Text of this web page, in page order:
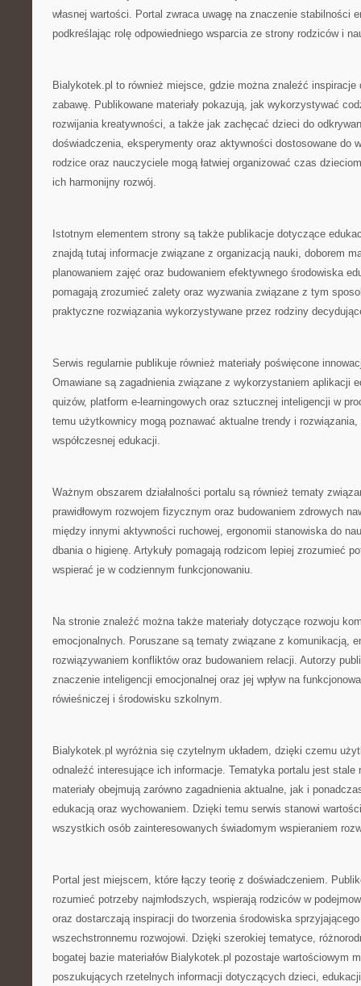
własnej wartości. Portal zwraca uwagę na znaczenie stabilności
podkreślając rolę odpowiedniego wsparcia ze strony rodziców i
Bialykotek.pl to również miejsce, gdzie można znaleźć
zabawę. Publikowane materiały pokazują, jak wykorzystywać
rozwijania kreatywności, a także jak zachęcać dzieci do
doświadczenia, eksperymenty oraz aktywności dostosowane do
rodzice oraz nauczyciele mogą łatwiej organizować czas
ich harmonijny rozwój.
Istotnym elementem strony są także publikacje dotyczące
znajdą tutaj informacje związane z organizacją nauki, doborem
planowaniem zajęć oraz budowaniem efektywnego środowiska
pomagają zrozumieć zalety oraz wyzwania związane z tym
praktyczne rozwiązania wykorzystywane przez rodziny
Serwis regularnie publikuje również materiały poświęcone
Omawiane są zagadnienia związane z wykorzystaniem aplikacji
quizów, platform e-learningowych oraz sztucznej inteligencji w
temu użytkownicy mogą poznawać aktualne trendy i rozwiązania,
współczesnej edukacji.
Ważnym obszarem działalności portalu są również tematy
prawidłowym rozwojem fizycznym oraz budowaniem zdrowych
między innymi aktywności ruchowej, ergonomii stanowiska do
dbania o higienę. Artykuły pomagają rodzicom lepiej zrozumieć
wspierać je w codziennym funkcjonowaniu.
Na stronie znaleźć można także materiały dotyczące rozwoju
emocjonalnych. Poruszane są tematy związane z komunikacją,
rozwiązywaniem konfliktów oraz budowaniem relacji. Autorzy
znaczenie inteligencji emocjonalnej oraz jej wpływ na
rówieśniczej i środowisku szkolnym.
Bialykotek.pl wyróżnia się czytelnym układem, dzięki czemu
odnaleźć interesujące ich informacje. Tematyka portalu jest stale
materiały obejmują zarówno zagadnienia aktualne, jak i
edukacją oraz wychowaniem. Dzięki temu serwis stanowi
wszystkich osób zainteresowanych świadomym wspieraniem
Portal jest miejscem, które łączy teorię z doświadczeniem.
rozumieć potrzeby najmłodszych, wspierają rodziców w
oraz dostarczają inspiracji do tworzenia środowiska
wszechstronnemu rozwojowi. Dzięki szerokiej tematyce,
bogatej bazie materiałów Bialykotek.pl pozostaje wartościowym
poszukujących rzetelnych informacji dotyczących dzieci,